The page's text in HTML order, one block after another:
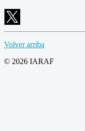
Volver arriba
© 2026 IARAF